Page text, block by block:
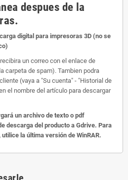
despues de la
digital para impresoras 3D (no se
un correo con el enlace de
carpeta de spam). Tambien podra
(vaya a "Su cuenta" - "Historial de
el nombre del artículo para descargar
un archivo de texto o pdf
descarga del producto a Gdrive. Para
la última versión de WinRAR.